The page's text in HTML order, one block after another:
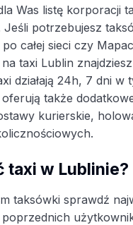
Was listę korporacji
Jeśli potrzebujesz
całej sieci czy
taxi Lublin
działają 24h, 7 dni w
także
kurierskie,
taxi w Lublinie?
taksówki sprawdź